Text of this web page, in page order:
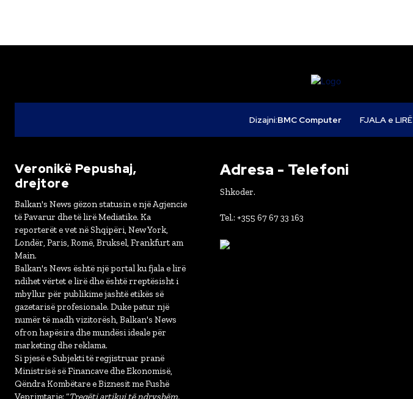
Dizajni:BMC Computer FJALA e LIRË
Veronikë Pepushaj,
drejtore
Balkan's News gëzon statusin e një Agjencie
të Pavarur dhe të lirë Mediatike. Ka
reporterët e vet në Shqipëri, New York,
Londër, Paris, Romë, Bruksel, Frankfurt am
Main.
Balkan's News është një portal ku fjala e lirë
ndihet vërtet e lirë dhe është rreptësisht i
mbyllur për publikime jashtë etikës së
gazetarisë profesionale. Duke patur një
numër të madh vizitorësh, Balkan's News
ofron hapësira dhe mundësi ideale për
marketing dhe reklama.
Si pjesë e Subjekti të regjistruar pranë
Ministrisë së Financave dhe Ekonomisë,
Qëndra Kombëtare e Biznesit me Fushë
Veprimtarie: “Tregëti artikuj të ndryshëm,
Adresa - Telefoni
Shkoder.
Tel.: +355 67 67 33 163